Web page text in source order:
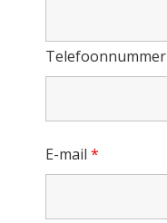
Telefoonnummer
E-mail *